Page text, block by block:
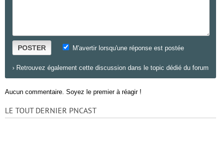
POSTER M'avertir lorsqu'une réponse est postée
› Retrouvez également cette discussion dans le topic dédié du forum
Aucun commentaire. Soyez le premier à réagir !
LE TOUT DERNIER PNCAST